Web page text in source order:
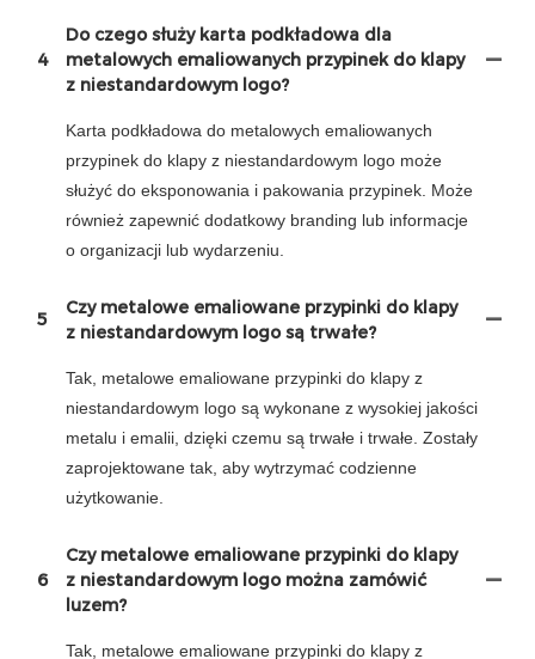
4
Do czego służy karta podkładowa dla
metalowych emaliowanych przypinek do klapy
z niestandardowym logo?
Karta podkładowa do metalowych emaliowanych
przypinek do klapy z niestandardowym logo może
służyć do eksponowania i pakowania przypinek. Może
również zapewnić dodatkowy branding lub informacje
o organizacji lub wydarzeniu.
5
Czy metalowe emaliowane przypinki do klapy
z niestandardowym logo są trwałe?
Tak, metalowe emaliowane przypinki do klapy z
niestandardowym logo są wykonane z wysokiej jakości
metalu i emalii, dzięki czemu są trwałe i trwałe. Zostały
zaprojektowane tak, aby wytrzymać codzienne
użytkowanie.
6
Czy metalowe emaliowane przypinki do klapy
z niestandardowym logo można zamówić
luzem?
Tak, metalowe emaliowane przypinki do klapy z